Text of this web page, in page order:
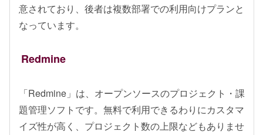
意されており、後者は複数部署での利用向けプランと
なっています。
Redmine
「Redmine」は、オープンソースのプロジェクト・課
題管理ソフトです。無料で利用できるわりにカスタマ
イズ性が高く、プロジェクト数の上限などもありませ